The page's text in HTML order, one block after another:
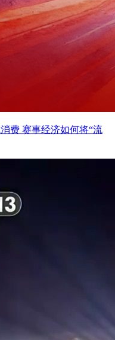
费 赛事经济如何将“流